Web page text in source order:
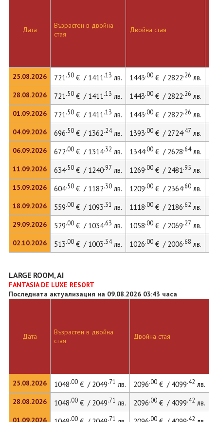
Дата
25.08.2026
28.08.2026
01.09.2026
04.09.2026
06.09.2026
11.09.2026
15.09.2026
18.09.2026
29.09.2026
02.10.2026
Възрастен в двойна
стая
Двойна стая
721.50€ / 1411.13 лв. 1443.00€ / 2822.26 лв.
721.50€ / 1411.13 лв. 1443.00€ / 2822.26 лв.
721.50€ / 1411.13 лв. 1443.00€ / 2822.26 лв.
696.50€ / 1362.24лв. 1393.00€ / 2724.47 лв.
672.00€ / 1314.32 лв. 1344.00€ / 2628.64лв.
634.50€ / 1240.97 лв. 1269.00€ / 2481.95 лв.
604.50€ / 1182.30лв. 1209.00€ / 2364.60лв.
559.00€ / 1093.31 лв. 1118.00€ / 2186.62 лв.
529.00€ / 1034.63 лв. 1058.00€ / 2069.27 лв.
513.00€ / 1003.34лв. 1026.00€ / 2006.68 лв.
LARGE ROOM, AI
FANTASIA DE LUXE RESORT
Последната актуализация на 09.08.2026 03:43 часа
Дата
25.08.2026
28.08.2026
01.09.2026
Възрастен в двойна
стая
Двойна стая
1048.00€ / 2049.71 лв. 2096.00€ / 4099.42 лв.
1048.00€ / 2049.71 лв. 2096.00€ / 4099.42 лв.
.00 .71 .00 .42